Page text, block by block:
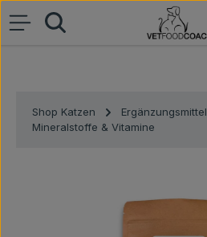
Zum Hauptinhalt springen
Shop Katzen
Ergänzungsmittel
Mineralstoffe & Vitamine